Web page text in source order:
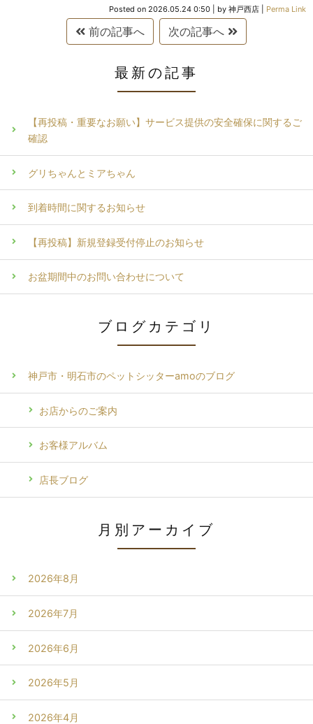
Posted on 2026.05.24 0:50 by 神戸西店 Perma Link
前の記事へ 次の記事へ
最新の記事
【再投稿・重要なお願い】サービス提供の安全確保に関するご
確認
グリちゃんとミアちゃん
到着時間に関するお知らせ
【再投稿】新規登録受付停止のお知らせ
お盆期間中のお問い合わせについて
ブログカテゴリ
神戸市・明石市のペットシッターamoのブログ
お店からのご案内
お客様アルバム
店長ブログ
月別アーカイブ
2026年8月
2026年7月
2026年6月
2026年5月
2026年4月